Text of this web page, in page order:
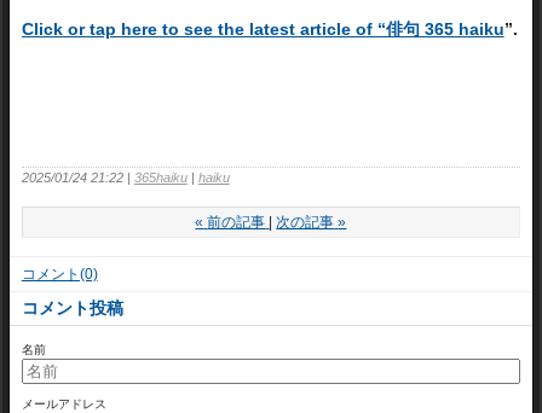
Click or tap here to see the latest article of “俳句 365 haiku”.
2025/01/24 21:22 365haiku haiku
« 前の記事 次の記事 »
コメント(0)
コメント投稿
名前
メールアドレス